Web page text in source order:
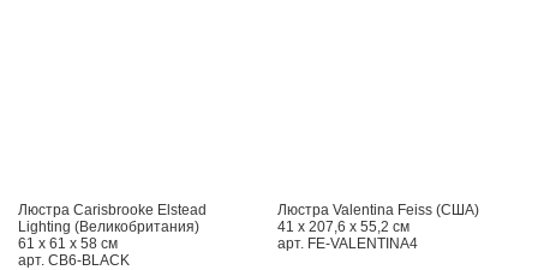
Люстра Carisbrooke Elstead
Lighting (Великобритания)
61 x 61 x 58 см
арт. CB6-BLACK
Люстра Valentina Feiss (США)
41 x 207,6 x 55,2 см
арт. FE-VALENTINA4